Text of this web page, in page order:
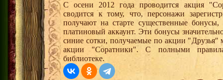
С осени 2012 года проводится акция
сводится к тому, что, персонажи
получают на старте существенные
платиновый аккаунт. Эти бонусы
синие сотки, получаемые по акции "Друзья"
акции "Соратники". С полными
библиотеке.